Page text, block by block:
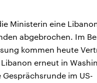
Ministerin eine
abgebrochen. Im
kommen heute
erneut in
im US-